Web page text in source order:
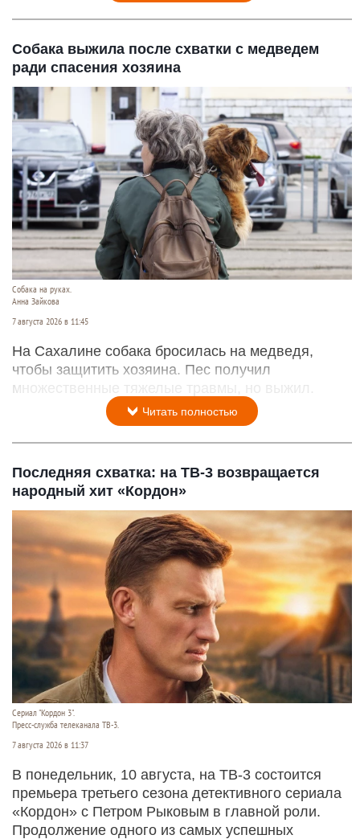
Собака выжила после схватки с медведем
ради спасения хозяина
Собака на руках.
Анна Зайкова
7 августа 2026 в 11:45
На Сахалине собака бросилась на медведя,
чтобы защитить хозяина. Пес получил
множественные тяжелые травмы, но выжил.
Читать полностью
Последняя схватка: на ТВ-3 возвращается
народный хит «Кордон»
Сериал "Кордон 3".
Пресс-служба телеканала ТВ-3.
7 августа 2026 в 11:37
В понедельник, 10 августа, на ТВ-3 состоится
премьера третьего сезона детективного сериала
«Кордон» с Петром Рыковым в главной роли.
Продолжение одного из самых успешных